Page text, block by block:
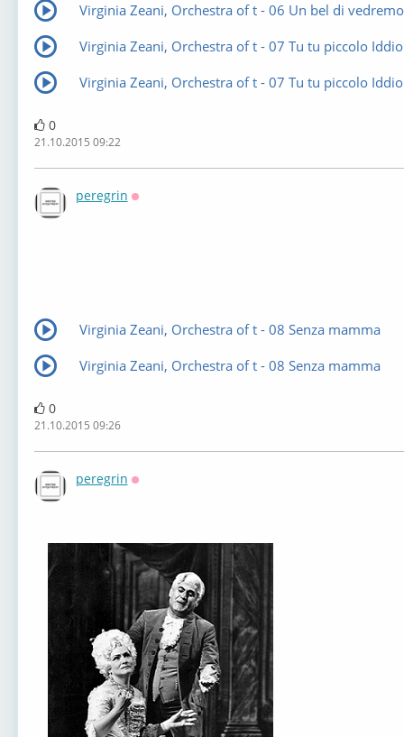
Virginia Zeani, Orchestra of t - 06 Un bel di vedremo
Virginia Zeani, Orchestra of t - 07 Tu tu piccolo Iddio
Virginia Zeani, Orchestra of t - 07 Tu tu piccolo Iddio
0
21.10.2015 09:22
peregrin
Virginia Zeani, Orchestra of t - 08 Senza mamma
Virginia Zeani, Orchestra of t - 08 Senza mamma
0
21.10.2015 09:26
peregrin